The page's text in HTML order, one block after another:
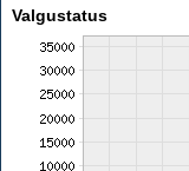
Valgustatus